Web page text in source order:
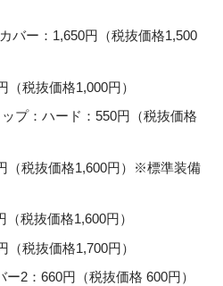
バー：1,650円（税抜価格1,500
税抜価格1,000円）
プ：ハード：550円（税抜価格
（税抜価格1,600円）※標準装備
税抜価格1,600円）
税抜価格1,700円）
2：660円（税抜価格 600円）